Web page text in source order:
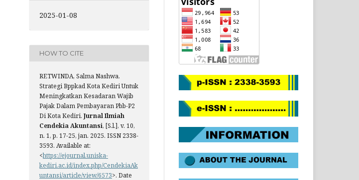
2025-01-08
HOW TO CITE
RETWINDA, Salma Nashwa.
Strategi Bppkad Kota Kediri Untuk
Meningkatkan Kesadaran Wajib
Pajak Dalam Pembayaran Pbb-P2
Di Kota Kediri. Jurnal Ilmiah
Cendekia Akuntansi, [S.l.], v. 10,
n. 1, p. 17-25, jan. 2025. ISSN 2338-
3593. Available at:
<https://ejournal.uniska-
kediri.ac.id/index.php/CendekiaAk
untansi/article/view/6573>. Date